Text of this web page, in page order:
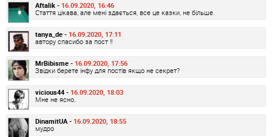
Aftalik - 16.09.2020, 16:46
Стаття цікава, але мені здається, все це казки, не більше.
tanya_de - 16.09.2020, 17:11
автору спасибо за пост !!
MrBibisme - 16.09.2020, 17:56
Звідки берете інфу для постів якщо не секрет?
vicious44 - 16.09.2020, 18:03
Мне не ясно.
DinamitUA - 16.09.2020, 18:55
мудро